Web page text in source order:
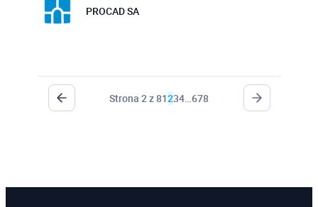
PROCAD SA
Strona 2 z 81234 678